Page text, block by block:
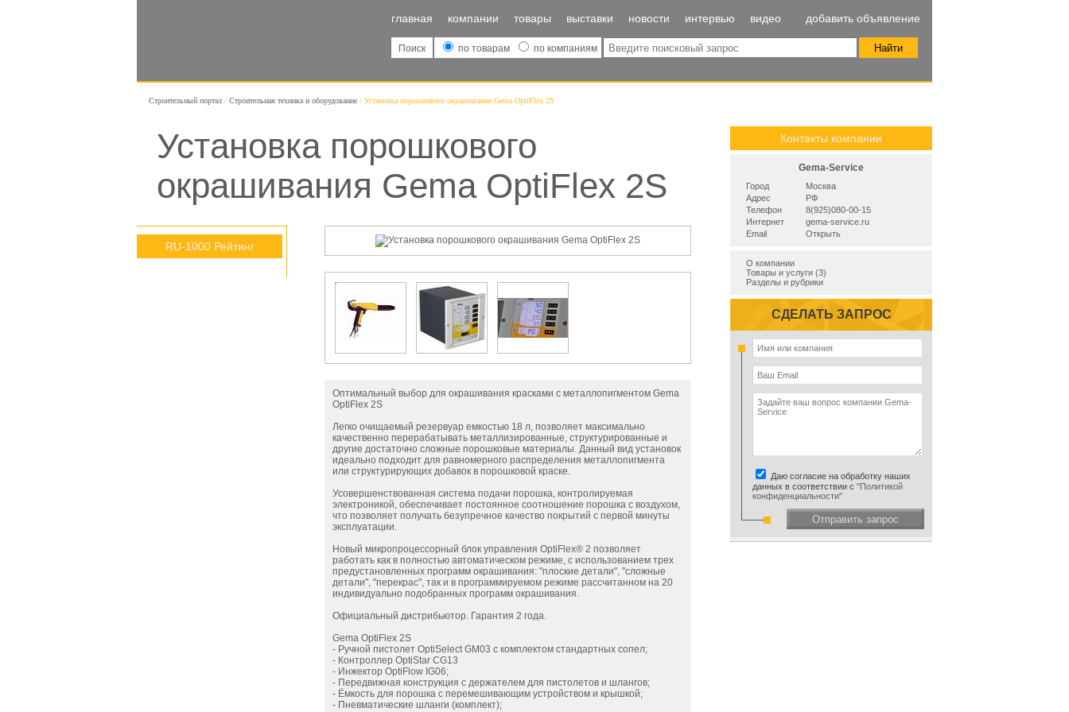
главная компании товары выставки новости интервью видео добавить объявление
Поиск по товарам по компаниям
Строительный портал Строительная техника и оборудование Установка порошкового окрашивания Gema OptiFlex 2S
Установка порошкового
окрашивания Gema OptiFlex 2S
RU-1000 Рейтинг
Оптимальный выбор для окрашивания красками с металлопигментом Gema
OptiFlex 2S
Легко очищаемый резервуар емкостью 18 л, позволяет максимально
качественно перерабатывать металлизированные, структурированные и
другие достаточно сложные порошковые материалы. Данный вид установок
идеально подходит для равномерного распределения металлопигмента
или структурирующих добавок в порошковой краске.
Усовершенствованная система подачи порошка, контролируемая
электроникой, обеспечивает постоянное соотношение порошка с воздухом,
что позволяет получать безупречное качество покрытий с первой минуты
эксплуатации.
Новый микропроцессорный блок управления OptiFlex® 2 позволяет
работать как в полностью автоматическом режиме, с использованием трех
предустановленных программ окрашивания: "плоские детали", "сложные
детали", "перекрас", так и в программируемом режиме рассчитанном на 20
индивидуально подобранных программ окрашивания.
Официальный дистрибьютор. Гарантия 2 года.
Gema OptiFlex 2S
- Ручной пистолет OptiSelect GM03 с комплектом стандартных сопел;
- Контроллер OptiStar CG13
- Инжектор OptiFlow IG06;
- Передвижная конструкция с держателем для пистолетов и шлангов;
- Ёмкость для порошка с перемешивающим устройством и крышкой;
- Пневматические шланги (комплект);
Контакты компании
Gema-Service
Город
Москва
Адрес
РФ
Телефон
8(925)080-00-15
Интернет
gema-service.ru
Email
Открыть
О компании
Товары и услуги (3)
Разделы и рубрики
СДЕЛАТЬ ЗАПРОС
Даю согласие на обработку наших
данных в соответствии с "Политикой
конфиденциальности"
Отправить запрос